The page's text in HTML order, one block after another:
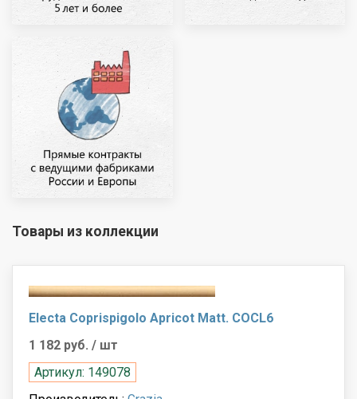
Товары из коллекции
Electa Coprispigolo Apricot Matt. COCL6
1 182 руб. / шт
Артикул: 149078